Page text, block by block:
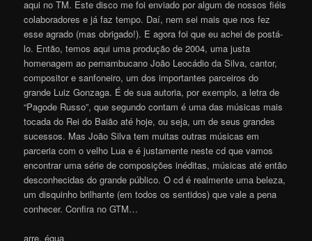
aqui no TM. Este disco me foi enviado por algum de nossos fiéis
colaboradores e já faz tempo. Daí, nem sei mais que nos fez
esse agrado (mas obrigado!). E agora foi que eu achei de postá-
lo. Então, temos aqui uma produção de 2004, uma justa
homenagem ao pernambucano João Leocádio da Silva, cantor,
compositor e sanfoneiro, um dos importantes parceiros do
grande Luiz Gonzaga. É de sua autoria, por exemplo, a letra de
“Pagode Russo”, que segundo contam é uma das músicas mais
tocada do Rei do Baião até hoje, ou seja, um de seus grandes
sucessos. Mas João Silva tem muitas outras músicas em
parceria com o velho Lua e é justamente neste cd que vamos
encontrar uma série de composições inéditas, músicas até então
desconhecidas do grande público. O cd é realmente uma beleza,
um disquinho brilhante (em todos os sentidos) que vale a pena
conhecer. Confira no GTM…
arre, égua